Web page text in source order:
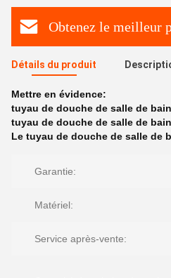
Obtenez le meilleur
Détails du produit
Mettre en évidence:
tuyau de douche de salle de
tuyau de douche de salle de
Le tuyau de douche de salle de
Garantie:
Matériel:
Service après-vente: